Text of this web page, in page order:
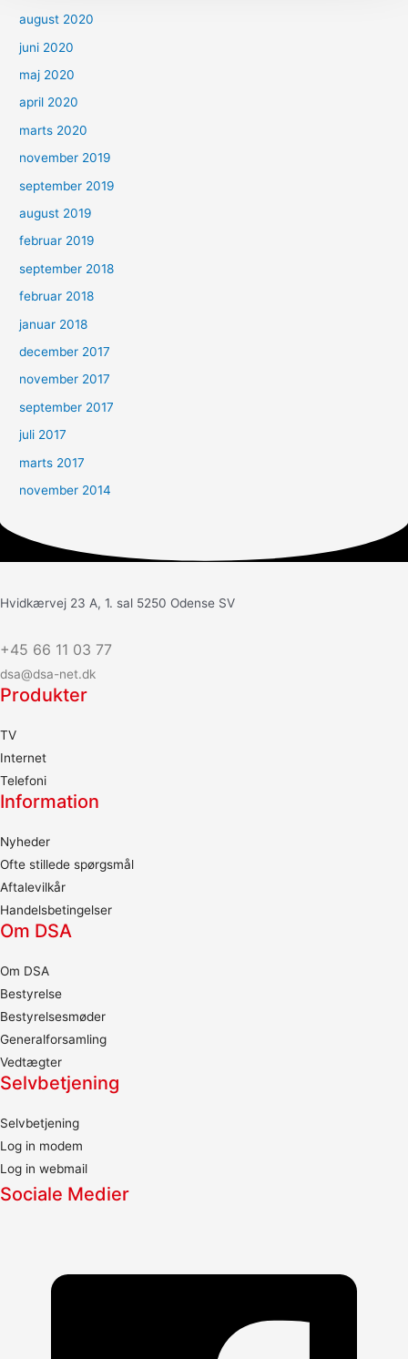
august 2020
juni 2020
maj 2020
april 2020
marts 2020
november 2019
september 2019
august 2019
februar 2019
september 2018
februar 2018
januar 2018
december 2017
november 2017
september 2017
juli 2017
marts 2017
november 2014
Hvidkærvej 23 A, 1. sal 5250 Odense SV
+45 66 11 03 77
dsa@dsa-net.dk
Produkter
TV
Internet
Telefoni
Information
Nyheder
Ofte stillede spørgsmål
Aftalevilkår
Handelsbetingelser
Om DSA
Om DSA
Bestyrelse
Bestyrelsesmøder
Generalforsamling
Vedtægter
Selvbetjening
Selvbetjening
Log in modem
Log in webmail
Sociale Medier